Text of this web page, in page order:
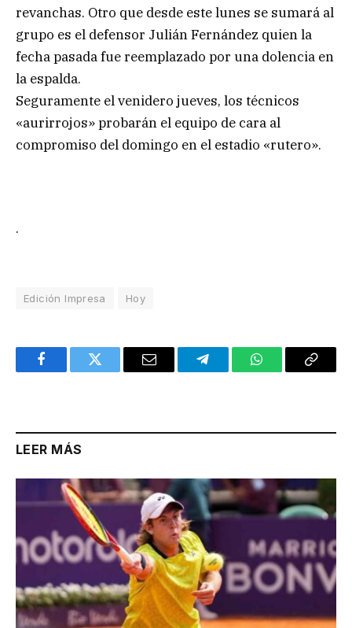
revanchas. Otro que desde este lunes se sumará al
grupo es el defensor Julián Fernández quien la
fecha pasada fue reemplazado por una dolencia en
la espalda.
Seguramente el venidero jueves, los técnicos
«aurirrojos» probarán el equipo de cara al
compromiso del domingo en el estadio «rutero».
.
Edición Impresa Hoy
FacebookTwitter Email TelegramWhatsAppCopy
LEER MÁS